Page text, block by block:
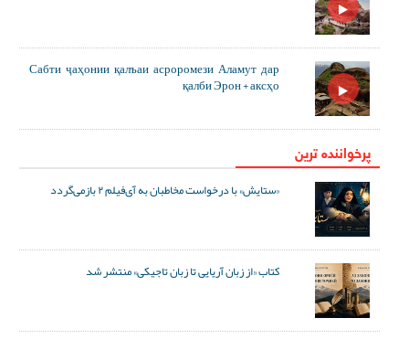
Сабти ҷаҳонии қалъаи асроромези Аламут дар
қалби Эрон + аксҳо
پرخواننده ترین
«ستایش» با درخواست مخاطبان به آی‌فیلم ۲ بازمی‌گردد
کتاب «از زبان آریایی تا زبان تاجیکی» منتشر شد